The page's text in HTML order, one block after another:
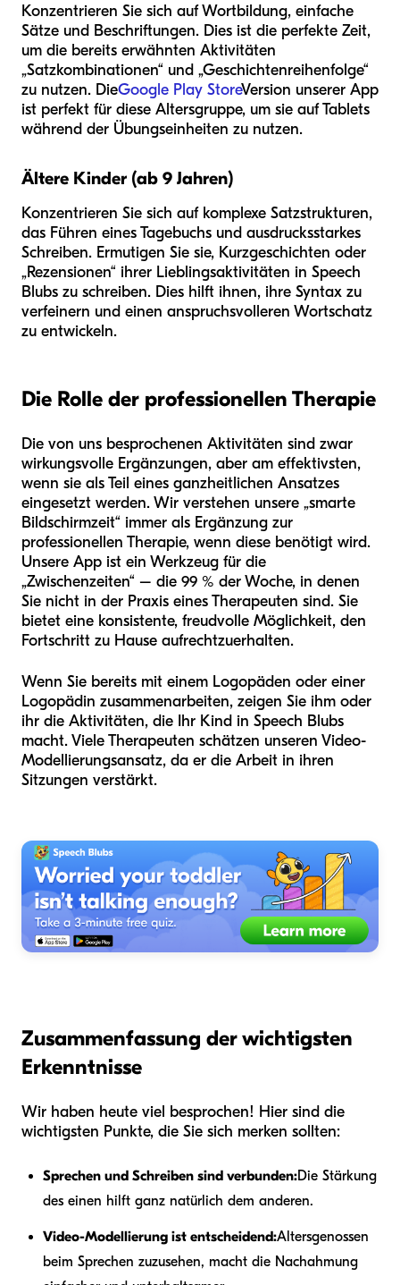
Konzentrieren Sie sich auf Wortbildung, einfache
Sätze und Beschriftungen. Dies ist die perfekte Zeit,
um die bereits erwähnten Aktivitäten
„Satzkombinationen“ und „Geschichtenreihenfolge“
zu nutzen. DieGoogle Play StoreVersion unserer App
ist perfekt für diese Altersgruppe, um sie auf Tablets
während der Übungseinheiten zu nutzen.
Ältere Kinder (ab 9 Jahren)
Konzentrieren Sie sich auf komplexe Satzstrukturen,
das Führen eines Tagebuchs und ausdrucksstarkes
Schreiben. Ermutigen Sie sie, Kurzgeschichten oder
„Rezensionen“ ihrer Lieblingsaktivitäten in Speech
Blubs zu schreiben. Dies hilft ihnen, ihre Syntax zu
verfeinern und einen anspruchsvolleren Wortschatz
zu entwickeln.
Die Rolle der professionellen Therapie
Die von uns besprochenen Aktivitäten sind zwar
wirkungsvolle Ergänzungen, aber am effektivsten,
wenn sie als Teil eines ganzheitlichen Ansatzes
eingesetzt werden. Wir verstehen unsere „smarte
Bildschirmzeit“ immer als Ergänzung zur
professionellen Therapie, wenn diese benötigt wird.
Unsere App ist ein Werkzeug für die
„Zwischenzeiten“ – die 99 % der Woche, in denen
Sie nicht in der Praxis eines Therapeuten sind. Sie
bietet eine konsistente, freudvolle Möglichkeit, den
Fortschritt zu Hause aufrechtzuerhalten.
Wenn Sie bereits mit einem Logopäden oder einer
Logopädin zusammenarbeiten, zeigen Sie ihm oder
ihr die Aktivitäten, die Ihr Kind in Speech Blubs
macht. Viele Therapeuten schätzen unseren Video-
Modellierungsansatz, da er die Arbeit in ihren
Sitzungen verstärkt.
Zusammenfassung der wichtigsten
Erkenntnisse
Wir haben heute viel besprochen! Hier sind die
wichtigsten Punkte, die Sie sich merken sollten:
Sprechen und Schreiben sind verbunden:Die Stärkung
des einen hilft ganz natürlich dem anderen.
Video-Modellierung ist entscheidend:Altersgenossen
beim Sprechen zuzusehen, macht die Nachahmung